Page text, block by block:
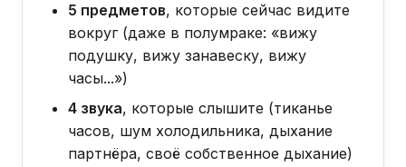
5 предметов, которые сейчас видите
вокруг (даже в полумраке: «вижу
подушку, вижу занавеску, вижу
часы...»)
4 звука, которые слышите (тиканье
часов, шум холодильника, дыхание
партнёра, своё собственное дыхание)